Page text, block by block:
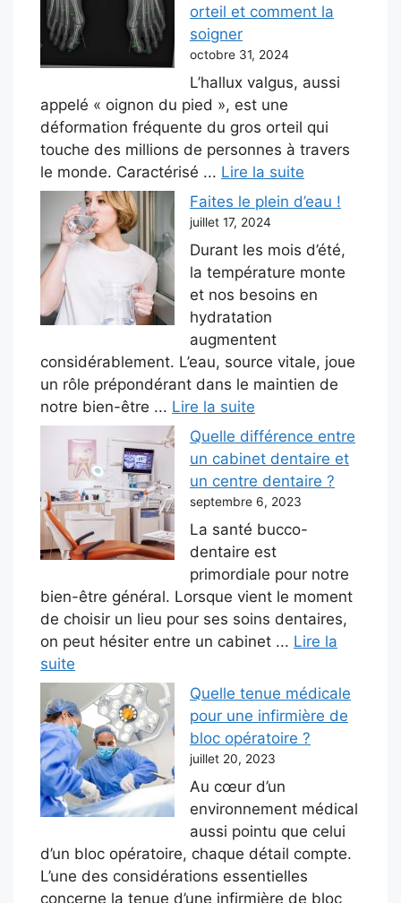
orteil et comment la
soigner
octobre 31, 2024
L’hallux valgus, aussi
appelé « oignon du pied », est une
déformation fréquente du gros orteil qui
touche des millions de personnes à travers
le monde. Caractérisé ... Lire la suite
Faites le plein d’eau !
juillet 17, 2024
Durant les mois d’été,
la température monte
et nos besoins en
hydratation
augmentent
considérablement. L’eau, source vitale, joue
un rôle prépondérant dans le maintien de
notre bien-être ... Lire la suite
Quelle différence entre
un cabinet dentaire et
un centre dentaire ?
septembre 6, 2023
La santé bucco-
dentaire est
primordiale pour notre
bien-être général. Lorsque vient le moment
de choisir un lieu pour ses soins dentaires,
on peut hésiter entre un cabinet ... Lire la
suite
Quelle tenue médicale
pour une infirmière de
bloc opératoire ?
juillet 20, 2023
Au cœur d’un
environnement médical
aussi pointu que celui
d’un bloc opératoire, chaque détail compte.
L’une des considérations essentielles
concerne la tenue d’une infirmière de bloc